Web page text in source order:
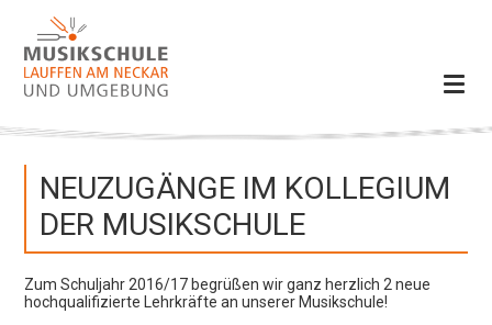
Anfahrt
NEUZUGÄNGE IM KOLLEGIUM
DER MUSIKSCHULE
Zum Schuljahr 2016/17 begrüßen wir ganz herzlich 2 neue
hochqualifizierte Lehrkräfte an unserer Musikschule!